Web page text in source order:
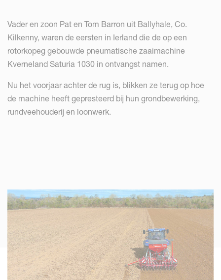
Vader en zoon Pat en Tom Barron uit Ballyhale, Co.
Kilkenny, waren de eersten in Ierland die de op een
rotorkopeg gebouwde pneumatische zaaimachine
Kverneland Saturia 1030 in ontvangst namen.
Nu het voorjaar achter de rug is, blikken ze terug op hoe
de machine heeft gepresteerd bij hun grondbewerking,
rundveehouderij en loonwerk.